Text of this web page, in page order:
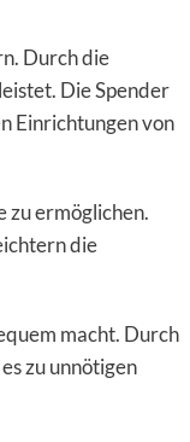
Durch die
Die Spender
Einrichtungen von
zu ermöglichen.
die
macht. Durch
zu unnötigen